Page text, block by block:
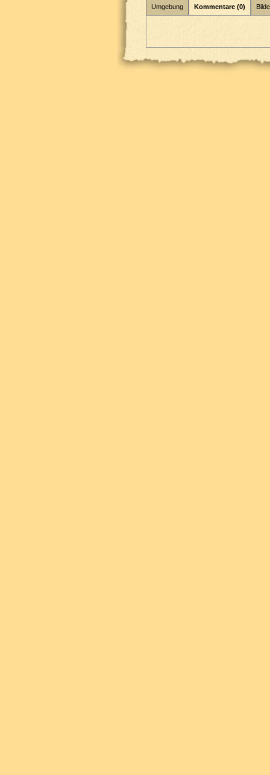
Umgebung Kommentare (0)